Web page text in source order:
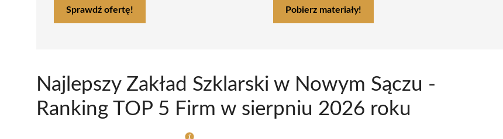
Sprawdź ofertę! Pobierz materiały!
Najlepszy Zakład Szklarski w Nowym Sączu -
Ranking TOP 5 Firm w sierpniu 2026 roku